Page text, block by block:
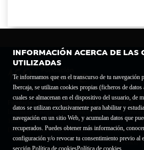
INFORMACIÓN ACERCA DE LAS
UTILIZADAS
Te informamos que en el transcurso de tu
Ibercaja, se utilizan cookies propias (ficheros de
cuales se almacenan en el dispositivo del usuario, de
datos se utilizan exclusivamente para habilitar y
navegación en un sitio Web, y acumulan datos que
recuperados. Puedes obtener más información,
configuración y/o revocar tu consentimiento previo al
sección Política de cookiesPolítica de cookies
Fundación Bancaria Ibercaja C.I.F. G-50000652.
Inscrita en el Registro de Fundaciones del Mº de
1689.
Domicilio social: Joaquín Costa, 13. 50001 Zaragoza.
Contacto